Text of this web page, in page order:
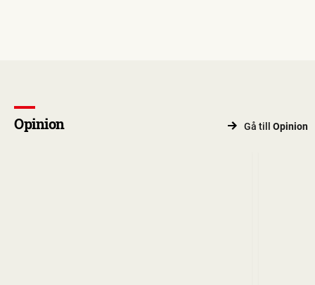
Opinion Gå till Opinion